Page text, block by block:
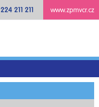
www.zpmvcr.cz
224 211 211